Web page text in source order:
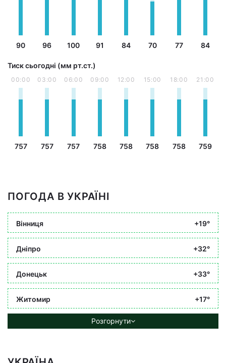
90 96 100 91 84 70 77 84
Тиск сьогодні (мм рт.ст.)
00:00
757
03:00
757
06:00
757
09:00
758
12:00
758
15:00
758
18:00
758
21:00
759
ПОГОДА В УКРАЇНІ
Вінниця +19°
Дніпро +32°
Донецьк +33°
Житомир +17°
Розгорнути